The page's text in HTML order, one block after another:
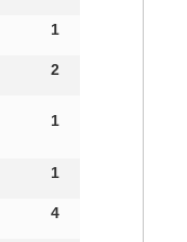
1
2
1
1
4